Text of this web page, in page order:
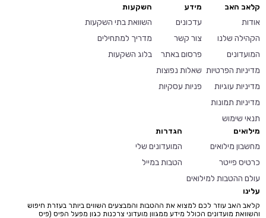
קלאב האב
אודות
הקהילה שלנו
המועדונים
מדיניות הפרטיות
מדיניות עוגיות
מדיניות תמונות
תנאי שימוש
מידע
עדכונים
צור קשר
פרסום באתר
שאלות נפוצות
פניות עסקיות
השקעות
השוואת בתי השקעות
מדריך למתחילים
בלוג השקעות
מילואים
מחשבון מילואים
כרטיס פייטר
עולם ההטבות למילואים
הגדרות
המועדונים שלי
הטבות במייל
עלינו
קלאב האב עוזר לכם למצוא את ההטבות והמבצעים השווים ביותר בעזרת חיפוש
והשוואת מועדונים הכולל מידע ממגוון מועדוני צרכנות כגון מפעל הפיס (פיס